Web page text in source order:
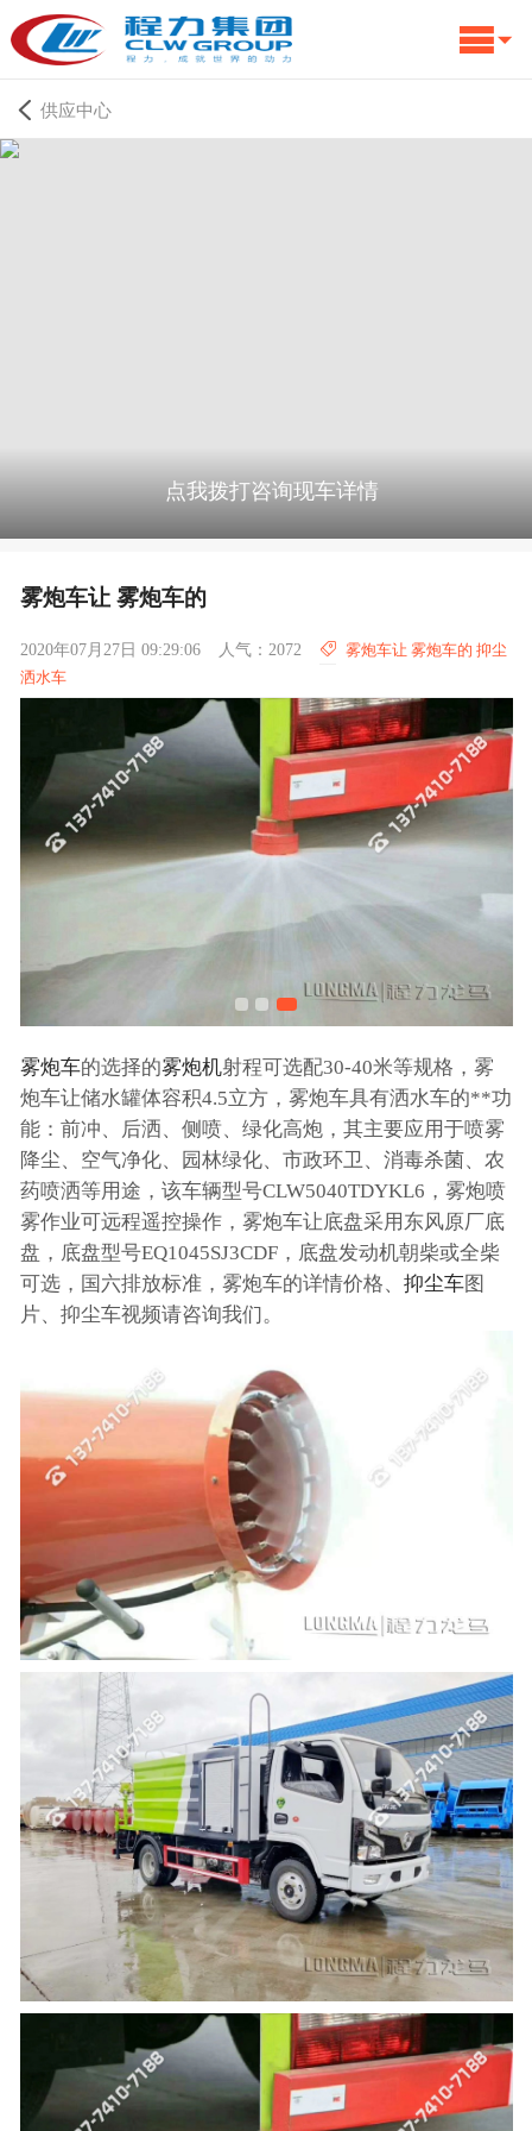
供应中心
点我拨打咨询现车详情
雾炮车让 雾炮车的
2020年07月27日 09:29:06 人气：2072
雾炮车让 雾炮车的 抑尘
洒水车
雾炮车的选择的雾炮机射程可选配30-40米等规格，雾
炮车让储水罐体容积4.5立方，雾炮车具有洒水车的**功
能：前冲、后洒、侧喷、绿化高炮，其主要应用于喷雾
降尘、空气净化、园林绿化、市政环卫、消毒杀菌、农
药喷洒等用途，该车辆型号CLW5040TDYKL6，雾炮喷
雾作业可远程遥控操作，雾炮车让底盘采用东风原厂底
盘，底盘型号EQ1045SJ3CDF，底盘发动机朝柴或全柴
可选，国六排放标准，雾炮车的详情价格、 抑尘车图
片、抑尘车视频请咨询我们。